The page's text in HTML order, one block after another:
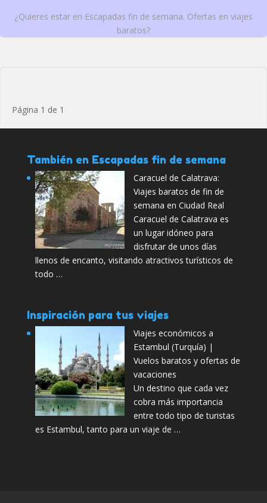
¿Quieres estar en Escapadas fin de semana. Ofertas en viajes
baratos?
Página 1 de 1
También en Escapadas fin de semana
Caracuel de Calatrava:
Viajes baratos de fin de
semana en Ciudad Real
Caracuel de Calatrava es
un lugar idóneo para
disfrutar de unos días
llenos de encanto, visitando atractivos turísticos de
todo …
Inspiración para tus viajes
Viajes económicos a
Estambul (Turquía) |
Vuelos baratos y ofertas de
vacaciones
Un destino que cada vez
cobra más importancia
entre todo tipo de turistas
es Estambul, tanto para un viaje de …